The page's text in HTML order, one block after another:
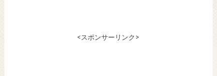
<スポンサーリンク>